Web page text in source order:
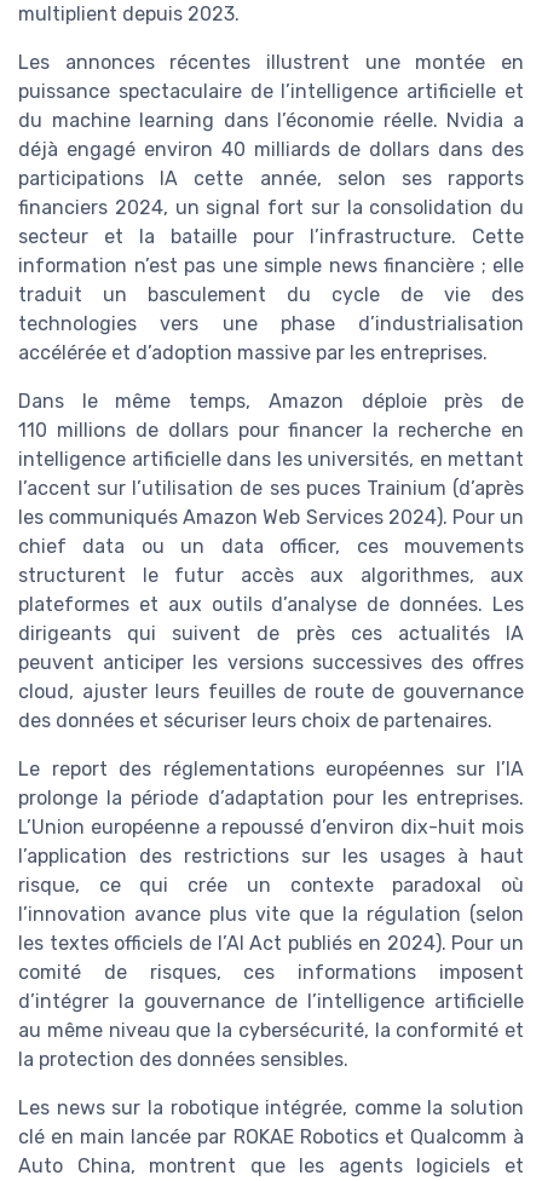
multiplient depuis 2023.
Les annonces récentes illustrent une montée en
puissance spectaculaire de l’intelligence artificielle et
du machine learning dans l’économie réelle. Nvidia a
déjà engagé environ 40 milliards de dollars dans des
participations IA cette année, selon ses rapports
financiers 2024, un signal fort sur la consolidation du
secteur et la bataille pour l’infrastructure. Cette
information n’est pas une simple news financière ; elle
traduit un basculement du cycle de vie des
technologies vers une phase d’industrialisation
accélérée et d’adoption massive par les entreprises.
Dans le même temps, Amazon déploie près de
110 millions de dollars pour financer la recherche en
intelligence artificielle dans les universités, en mettant
l’accent sur l’utilisation de ses puces Trainium (d’après
les communiqués Amazon Web Services 2024). Pour un
chief data ou un data officer, ces mouvements
structurent le futur accès aux algorithmes, aux
plateformes et aux outils d’analyse de données. Les
dirigeants qui suivent de près ces actualités IA
peuvent anticiper les versions successives des offres
cloud, ajuster leurs feuilles de route de gouvernance
des données et sécuriser leurs choix de partenaires.
Le report des réglementations européennes sur l’IA
prolonge la période d’adaptation pour les entreprises.
L’Union européenne a repoussé d’environ dix-huit mois
l’application des restrictions sur les usages à haut
risque, ce qui crée un contexte paradoxal où
l’innovation avance plus vite que la régulation (selon
les textes officiels de l’AI Act publiés en 2024). Pour un
comité de risques, ces informations imposent
d’intégrer la gouvernance de l’intelligence artificielle
au même niveau que la cybersécurité, la conformité et
la protection des données sensibles.
Les news sur la robotique intégrée, comme la solution
clé en main lancée par ROKAE Robotics et Qualcomm à
Auto China, montrent que les agents logiciels et